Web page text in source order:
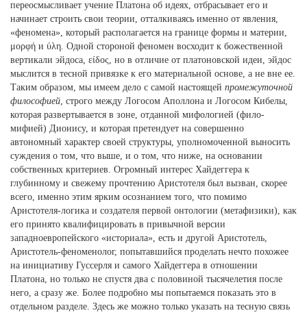
переосмысливает учение Платона об идеях, отбрасывает его и
начинает строить свои теории, отталкиваясь именно от явления,
«феномена», который располагается на границе формы и материи,
μορφή и ύλη. Одной стороной феномен восходит к божественной
вертикали эйдоса, είδος, но в отличие от платоновской идеи, эйдос
мыслится в тесной привязке к его материальной основе, а не вне ее.
Таким образом, мы имеем дело с самой настоящей промежуточной
философией, строго между Логосом Аполлона и Логосом Кибелы,
которая развертывается в зоне, отданной мифологией (фило-
мифией) Дионису, и которая претендует на совершенно
автономный характер своей структуры, уполномоченной выносить
суждения о том, что выше, и о том, что ниже, на основании
собственных критериев. Огромный интерес Хайдеггера к
глубинному и свежему прочтению Аристотеля был вызван, скорее
всего, именно этим ярким осознанием того, что помимо
Аристотеля-логика и создателя первой онтологии (метафизики), как
его принято квалифицировать в привычной версии
западноевропейского «историала», есть и другой Аристотель,
Аристотель-феноменолог, попытавшийся проделать нечто похожее
на инициативу Гуссерля и самого Хайдеггера в отношении
Платона, но только не спустя два с половиной тысячелетия после
него, а сразу же. Более подробно мы попытаемся показать это в
отдельном разделе. Здесь же можно только указать на тесную связь